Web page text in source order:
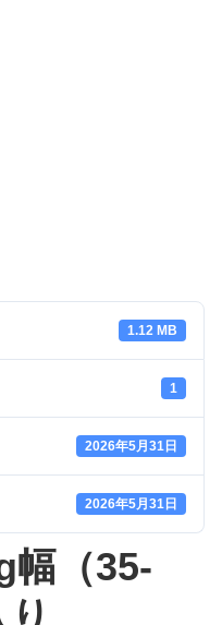
1.12 MB
1
2026年5月31日
2026年5月31日
幅（35-